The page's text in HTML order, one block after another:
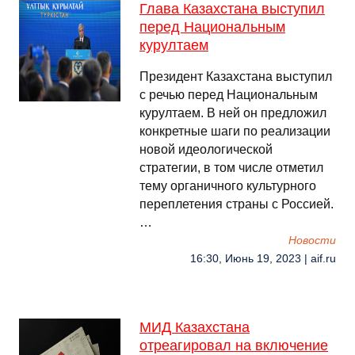
Глава Казахстана выступил
перед Национальным
курултаем
Президент Казахстана выступил
с речью перед Национальным
курултаем. В ней он предложил
конкретные шаги по реализации
новой идеологической
стратегии, в том числе отметил
тему органичного культурного
переплетения страны с Россией.
…
Новости
16:30, Июнь 19, 2023 | aif.ru
МИД Казахстана
отреагировал на включение